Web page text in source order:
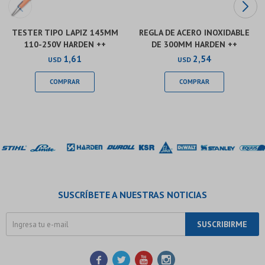
TESTER TIPO LAPIZ 145MM
110-250V HARDEN ++
USD 1,61
REGLA DE ACERO INOXIDABLE
DE 300MM HARDEN ++
USD 2,54
SUSCRÍBETE A NUESTRAS NOTICIAS
SUSCRIBIRME
   